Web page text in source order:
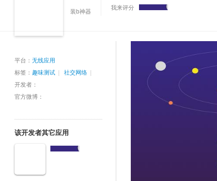
装b神器
我来评分
平台： 无线应用
标签： 趣味测试 社交网络
开发者：
官方微博：
该开发者其它应用